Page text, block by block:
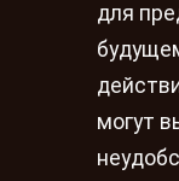
для
могут